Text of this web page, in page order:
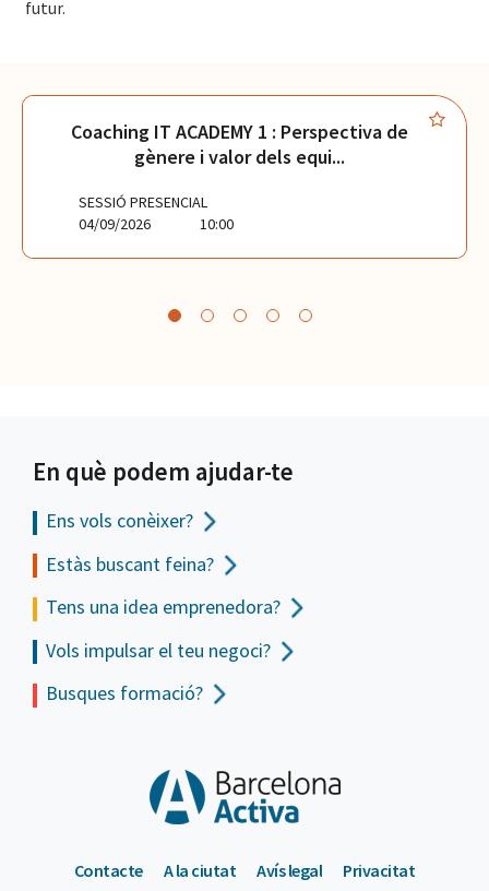
futur.
Coaching IT ACADEMY 1 : Perspectiva de
gènere i valor dels equi...
SESSIÓ PRESENCIAL
04/09/2026
10:00
En què podem ajudar-te
Ens vols conèixer?
Estàs buscant feina?
Tens una idea emprenedora?
Vols impulsar el teu negoci?
Busques formació?
Contacte A la ciutat Avís legal Privacitat